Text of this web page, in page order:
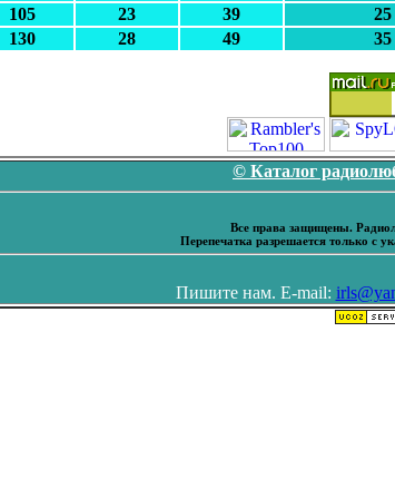
105 23 39 25
130 28 49 35
© Каталог
Все права защищены.
Перепечатка разрешается только с
Пишите нам. E-mail: